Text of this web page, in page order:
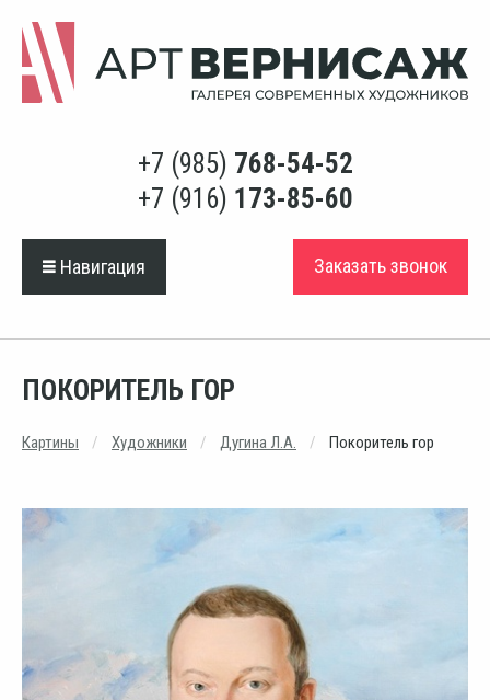
+7 (985) 768-54-52
+7 (916) 173-85-60
Навигация Заказать звонок
ПОКОРИТЕЛЬ ГОР
Картины Художники Дугина Л.А. Покоритель гор